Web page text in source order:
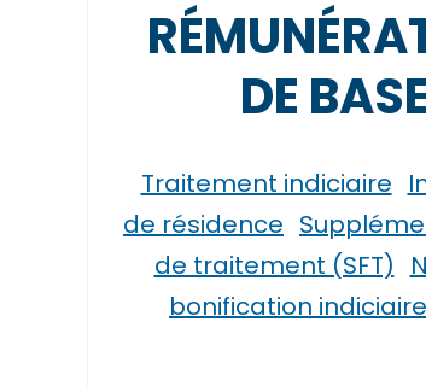
DE BASE
Traitement indiciaire
de résidence
de traitement (SFT)
bonification